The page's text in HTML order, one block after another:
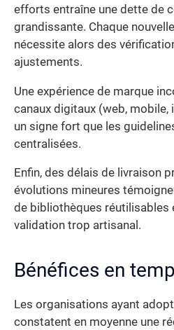
efforts entraîne une dette de
grandissante. Chaque
nécessite alors des
ajustements.
Une expérience de marque
canaux digitaux (web,
un signe fort que les
centralisées.
Enfin, des délais de livraison
évolutions mineures
de bibliothèques réutilisables
validation trop artisanal.
Bénéfices en
Les organisations ayant
constatent en moyenne une